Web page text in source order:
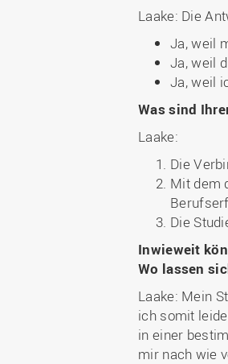
Laake: Die
Ja, weil
Ja, weil
Ja, weil
Was sind
Laake:
Die
Mit dem
Die
Inwieweit
Wo lassen
Laake: Mein
ich somit
in einer
mir nach wie